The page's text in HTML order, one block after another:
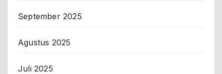
September 2025
Agustus 2025
Juli 2025